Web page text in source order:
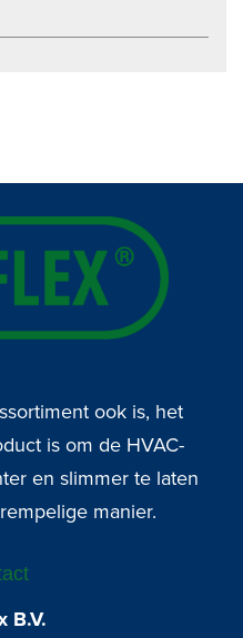
ook is, het
is om de HVAC-
en slimmer te laten
manier.
B.V.